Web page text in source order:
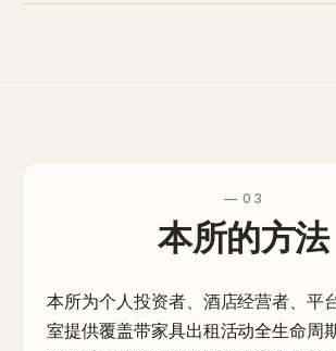
— 03
本所的方法
本所为个人投资者、酒店经营者、平
室提供覆盖带家具出租活动全生命周